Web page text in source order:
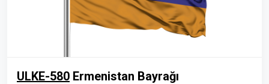
ULKE-580 Ermenistan Bayrağı